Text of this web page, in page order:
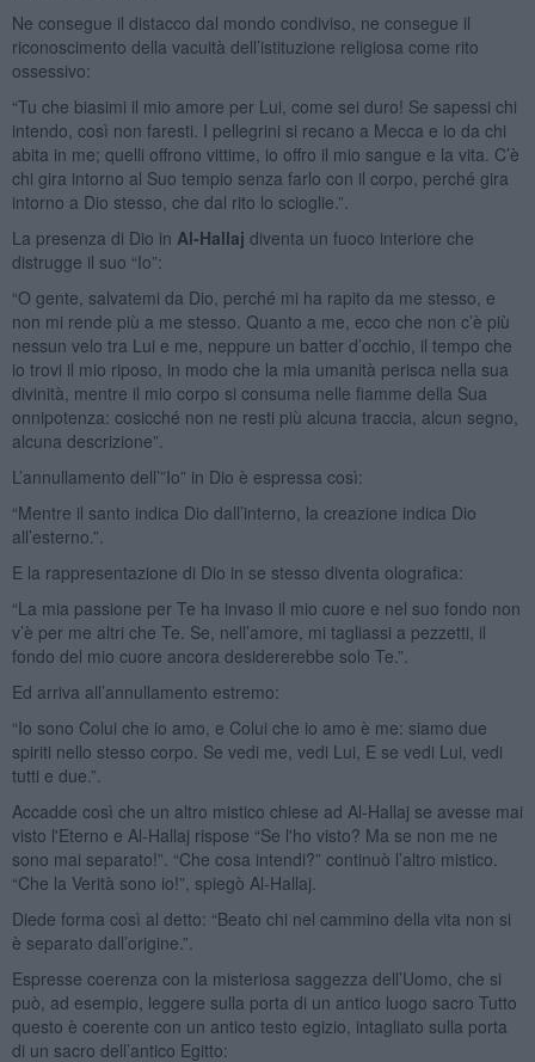
Ne consegue il distacco dal mondo condiviso, ne consegue il
riconoscimento della vacuità dell’istituzione religiosa come rito
ossessivo:
“Tu che biasimi il mio amore per Lui, come sei duro! Se sapessi chi
intendo, così non faresti. I pellegrini si recano a Mecca e io da chi
abita in me; quelli offrono vittime, io offro il mio sangue e la vita. C’è
chi gira intorno al Suo tempio senza farlo con il corpo, perché gira
intorno a Dio stesso, che dal rito lo scioglie.”.
La presenza di Dio in Al-Hallaj diventa un fuoco interiore che
distrugge il suo “Io”:
“O gente, salvatemi da Dio, perché mi ha rapito da me stesso, e
non mi rende più a me stesso. Quanto a me, ecco che non c’è più
nessun velo tra Lui e me, neppure un batter d’occhio, il tempo che
io trovi il mio riposo, in modo che la mia umanità perisca nella sua
divinità, mentre il mio corpo si consuma nelle fiamme della Sua
onnipotenza: cosicché non ne resti più alcuna traccia, alcun segno,
alcuna descrizione”.
L’annullamento dell’”Io” in Dio è espressa così:
“Mentre il santo indica Dio dall’interno, la creazione indica Dio
all’esterno.”.
E la rappresentazione di Dio in se stesso diventa olografica:
“La mia passione per Te ha invaso il mio cuore e nel suo fondo non
v’è per me altri che Te. Se, nell’amore, mi tagliassi a pezzetti, il
fondo del mio cuore ancora desidererebbe solo Te.”.
Ed arriva all’annullamento estremo:
“Io sono Colui che io amo, e Colui che io amo è me: siamo due
spiriti nello stesso corpo. Se vedi me, vedi Lui, E se vedi Lui, vedi
tutti e due.”.
Accadde così che un altro mistico chiese ad Al-Hallaj se avesse mai
visto l'Eterno e Al-Hallaj rispose “Se l'ho visto? Ma se non me ne
sono mai separato!”. “Che cosa intendi?” continuò l’altro mistico.
“Che la Verità sono io!”, spiegò Al-Hallaj.
Diede forma così al detto: “Beato chi nel cammino della vita non si
è separato dall’origine.”.
Espresse coerenza con la misteriosa saggezza dell’Uomo, che si
può, ad esempio, leggere sulla porta di un antico luogo sacro Tutto
questo è coerente con un antico testo egizio, intagliato sulla porta
di un sacro dell’antico Egitto: